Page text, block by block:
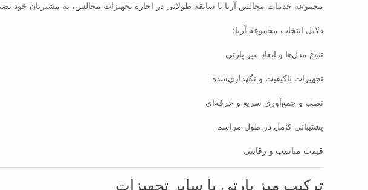
مجموعه خدمات مجالس آریا با سابقه طولانی در اجاره تجهیزات مجالس، به مشتریان
دلایل انتخاب مجموعه آریا:
تنوع مدل‌ها و ابعاد میز پارتی
تجهیزات باکیفیت و نگهداری‌شده
نصب و جمع‌آوری سریع و حرفه‌ای
پشتیبانی کامل در طول مراسم
قیمت مناسب و رقابتی
ترکیب میز پارتی با سایر تجهیزات